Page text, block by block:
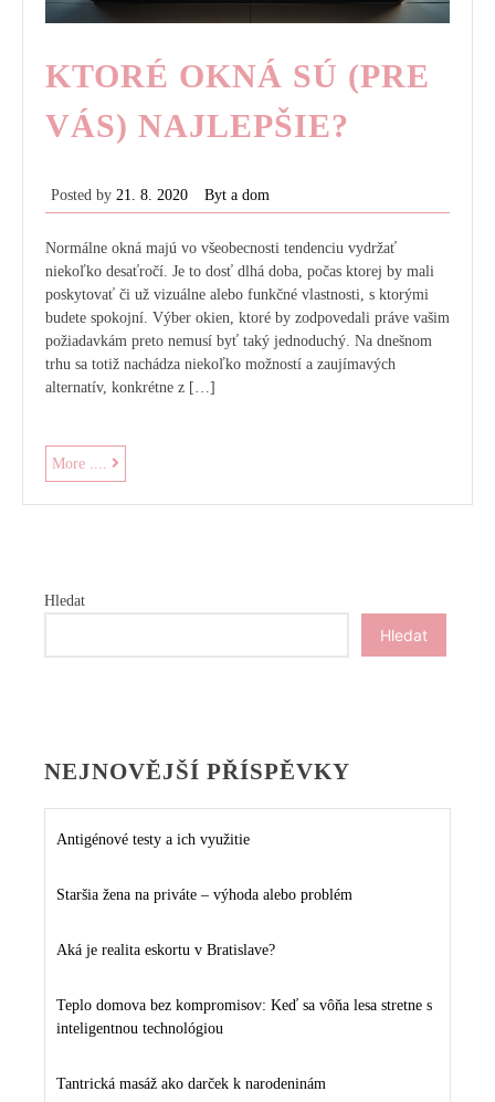
KTORÉ OKNÁ SÚ (PRE
VÁS) NAJLEPŠIE?
Posted by 21. 8. 2020 Byt a dom
Normálne okná majú vo všeobecnosti tendenciu vydržať
niekoľko desaťročí. Je to dosť dlhá doba, počas ktorej by mali
poskytovať či už vizuálne alebo funkčné vlastnosti, s ktorými
budete spokojní. Výber okien, ktoré by zodpovedali práve vašim
požiadavkám preto nemusí byť taký jednoduchý. Na dnešnom
trhu sa totiž nachádza niekoľko možností a zaujímavých
alternatív, konkrétne z […]
More .... Ktoré
okná
sú
Hledat
Hledat
NEJNOVĚJŠÍ PŘÍSPĚVKY
Antigénové testy a ich využitie
Staršia žena na priváte – výhoda alebo problém
Aká je realita eskortu v Bratislave?
Teplo domova bez kompromisov: Keď sa vôňa lesa stretne s
inteligentnou technológiou
Tantrická masáž ako darček k narodeninám